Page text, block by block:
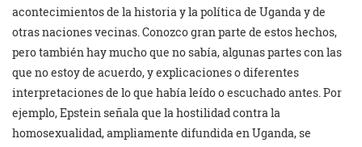
acontecimientos de la historia y la política de Uganda y de
otras naciones vecinas. Conozco gran parte de estos hechos,
pero también hay mucho que no sabía, algunas partes con las
que no estoy de acuerdo, y explicaciones o diferentes
interpretaciones de lo que había leído o escuchado antes. Por
ejemplo, Epstein señala que la hostilidad contra la
homosexualidad, ampliamente difundida en Uganda, se